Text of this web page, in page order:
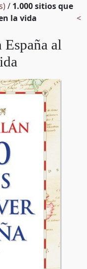
/ 1.000 sitios que
la vida
<
al